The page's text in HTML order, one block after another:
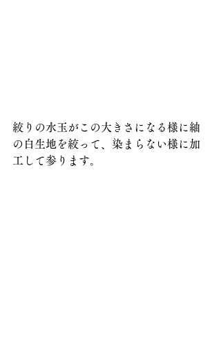
絞りの水玉がこの大きさになる様に紬
の白生地を絞って、染まらない様に加
工して参ります。